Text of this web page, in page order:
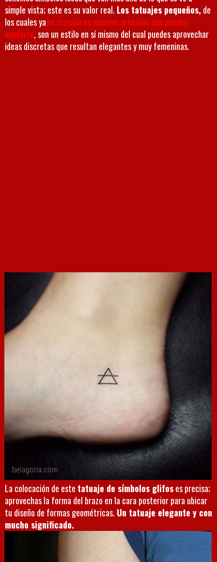
simple vista; este es su valor real. Los tatuajes pequeños, de
los cuales yahe tratado en muchos artículos que pueden
ayudarte, son un estilo en sí mismo del cual puedes aprovechar
ideas discretas que resultan elegantes y muy femeninas.
La colocación de este tatuaje de símbolos glifoses precisa;
aprovechas la forma del brazo en la cara posterior para ubicar
tu diseño de formas geométricas. Un tatuaje elegante y con
mucho significado.